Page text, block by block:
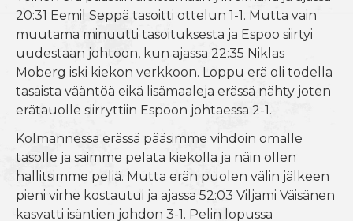
20:31 Eemil Seppä tasoitti ottelun 1-1. Mutta vain
muutama minuutti tasoituksesta ja Espoo siirtyi
uudestaan johtoon, kun ajassa 22:35 Niklas
Moberg iski kiekon verkkoon. Loppu erä oli todella
tasaista vääntöä eikä lisämaaleja erässä nähty joten
erätauolle siirryttiin Espoon johtaessa 2-1.
Kolmannessa erässä pääsimme vihdoin omalle
tasolle ja saimme pelata kiekolla ja näin ollen
hallitsimme peliä. Mutta erän puolen välin jälkeen
pieni virhe kostautui ja ajassa 52:03 Viljami Väisänen
kasvatti isäntien johdon 3-1. Pelin lopussa